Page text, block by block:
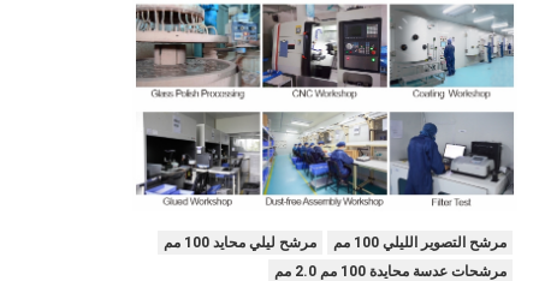
مرشح التصوير الليلي 100 مم
مرشح ليلي محايد 100 مم
مرشحات عدسة محايدة 100 مم 2.0 مم